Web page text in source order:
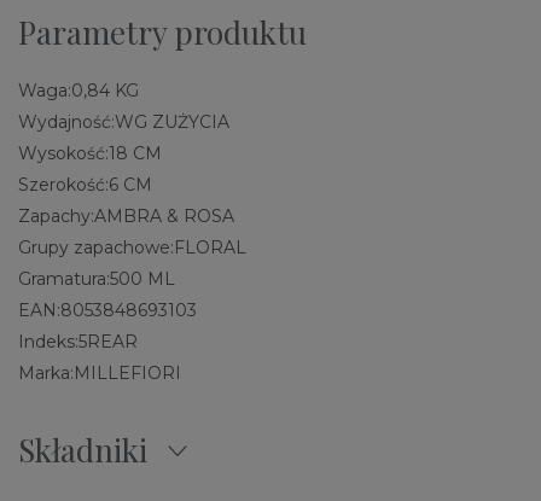
Parametry produktu
Waga:0,84 KG
Wydajność:WG ZUŻYCIA
Wysokość:18 CM
Szerokość:6 CM
Zapachy:AMBRA & ROSA
Grupy zapachowe:FLORAL
Gramatura:500 ML
EAN:8053848693103
Indeks:5REAR
Marka:MILLEFIORI
Składniki